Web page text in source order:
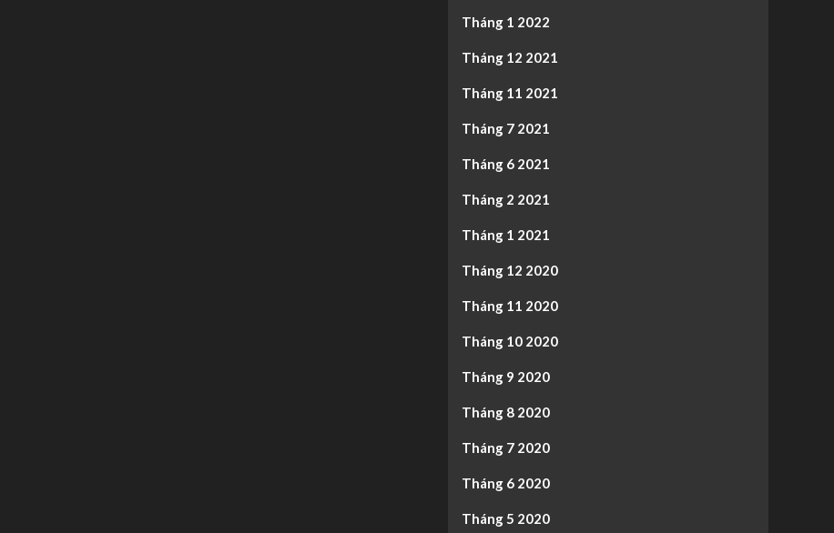
Tháng 1 2022
Tháng 12 2021
Tháng 11 2021
Tháng 7 2021
Tháng 6 2021
Tháng 2 2021
Tháng 1 2021
Tháng 12 2020
Tháng 11 2020
Tháng 10 2020
Tháng 9 2020
Tháng 8 2020
Tháng 7 2020
Tháng 6 2020
Tháng 5 2020